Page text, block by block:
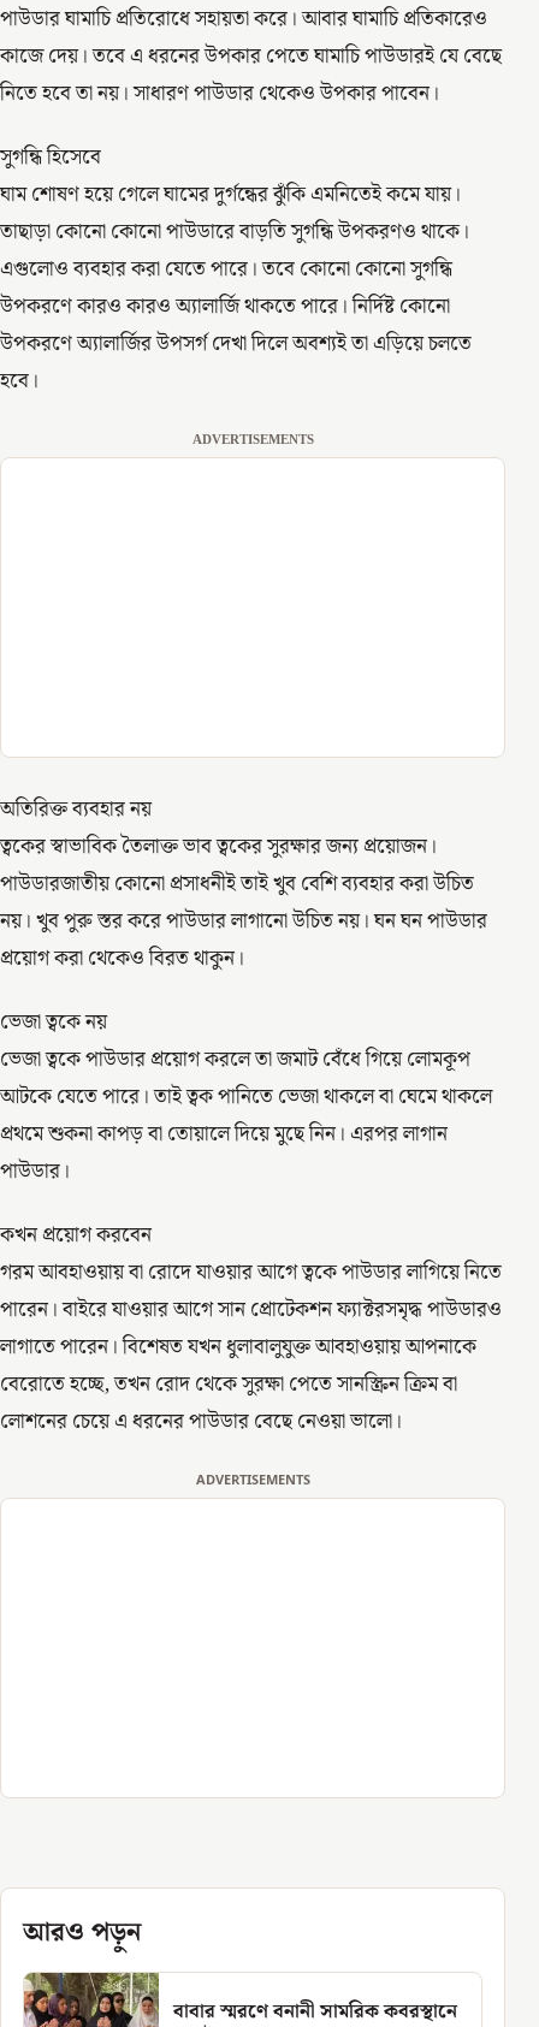
পাউডার ঘামাচি প্রতিরোধে সহায়তা করে। আবার ঘামাচি প্রতিকারেও
কাজে দেয়। তবে এ ধরনের উপকার পেতে ঘামাচি পাউডারই যে বেছে
নিতে হবে তা নয়। সাধারণ পাউডার থেকেও উপকার পাবেন।
সুগন্ধি হিসেবে
ঘাম শোষণ হয়ে গেলে ঘামের দুর্গন্ধের ঝুঁকি এমনিতেই কমে যায়।
তাছাড়া কোনো কোনো পাউডারে বাড়তি সুগন্ধি উপকরণও থাকে।
এগুলোও ব্যবহার করা যেতে পারে। তবে কোনো কোনো সুগন্ধি
উপকরণে কারও কারও অ্যালার্জি থাকতে পারে। নির্দিষ্ট কোনো
উপকরণে অ্যালার্জির উপসর্গ দেখা দিলে অবশ্যই তা এড়িয়ে চলতে
হবে।
ADVERTISEMENTS
অতিরিক্ত ব্যবহার নয়
ত্বকের স্বাভাবিক তৈলাক্ত ভাব ত্বকের সুরক্ষার জন্য প্রয়োজন।
পাউডারজাতীয় কোনো প্রসাধনীই তাই খুব বেশি ব্যবহার করা উচিত
নয়। খুব পুরু স্তর করে পাউডার লাগানো উচিত নয়। ঘন ঘন পাউডার
প্রয়োগ করা থেকেও বিরত থাকুন।
ভেজা ত্বকে নয়
ভেজা ত্বকে পাউডার প্রয়োগ করলে তা জমাট বেঁধে গিয়ে লোমকূপ
আটকে যেতে পারে। তাই ত্বক পানিতে ভেজা থাকলে বা ঘেমে থাকলে
প্রথমে শুকনা কাপড় বা তোয়ালে দিয়ে মুছে নিন। এরপর লাগান
পাউডার।
কখন প্রয়োগ করবেন
গরম আবহাওয়ায় বা রোদে যাওয়ার আগে ত্বকে পাউডার লাগিয়ে নিতে
পারেন। বাইরে যাওয়ার আগে সান প্রোটেকশন ফ্যাক্টরসমৃদ্ধ পাউডারও
লাগাতে পারেন। বিশেষত যখন ধুলাবালুযুক্ত আবহাওয়ায় আপনাকে
বেরোতে হচ্ছে, তখন রোদ থেকে সুরক্ষা পেতে সানস্ক্রিন ক্রিম বা
লোশনের চেয়ে এ ধরনের পাউডার বেছে নেওয়া ভালো।
ADVERTISEMENTS
আরও পড়ুন
বাবার স্মরণে বনানী সামরিক কবরস্থানে